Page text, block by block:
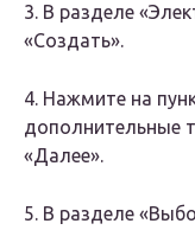
3. В разделе
«Создать».
4. Нажмите на
дополнительные
«Далее».
5. В разделе